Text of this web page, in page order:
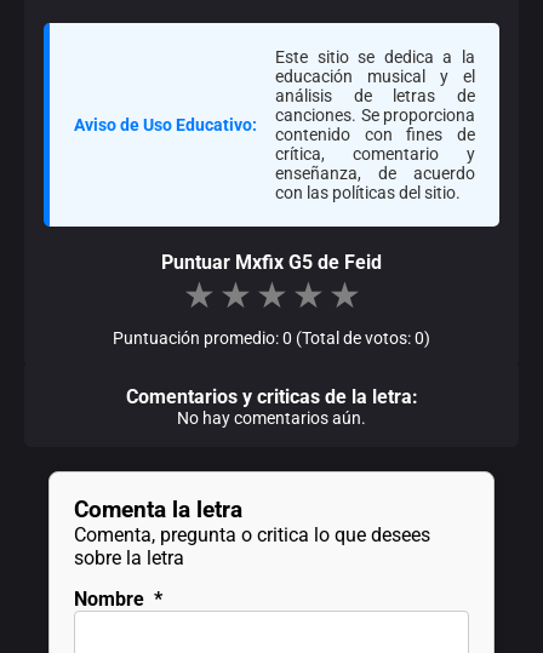
Aviso de Uso Educativo:
Este sitio se dedica a la
educación musical y el
análisis de letras de
canciones. Se proporciona
contenido con fines de
crítica, comentario y
enseñanza, de acuerdo
con las políticas del sitio.
Puntuar Mxfix G5 de Feid
★ ★ ★ ★ ★
Puntuación promedio: 0 (Total de votos: 0)
Comentarios y criticas de la letra:
No hay comentarios aún.
Comenta la letra
Comenta, pregunta o critica lo que desees
sobre la letra
Nombre *